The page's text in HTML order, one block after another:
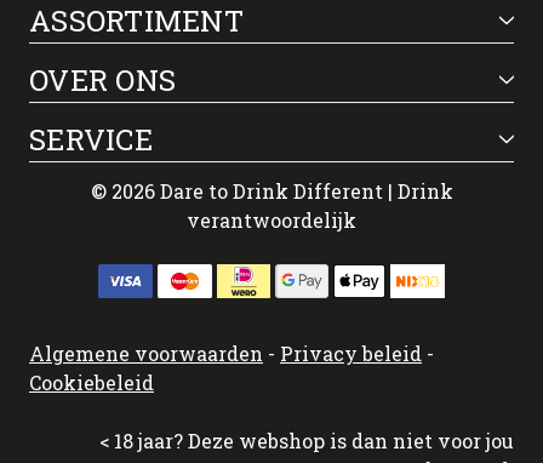
ASSORTIMENT
OVER ONS
SERVICE
© 2026 Dare to Drink Different | Drink
verantwoordelijk
Algemene voorwaarden - Privacy beleid -
Cookiebeleid
< 18 jaar? Deze webshop is dan niet voor jou